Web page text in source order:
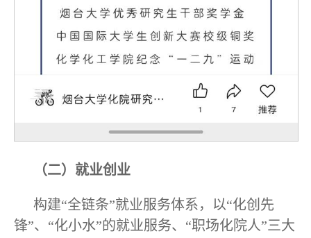
（二）就业创业
构建“全链条”就业服务体系，以“化创先
锋”、“化小水”的就业服务、“职场化院人”三大